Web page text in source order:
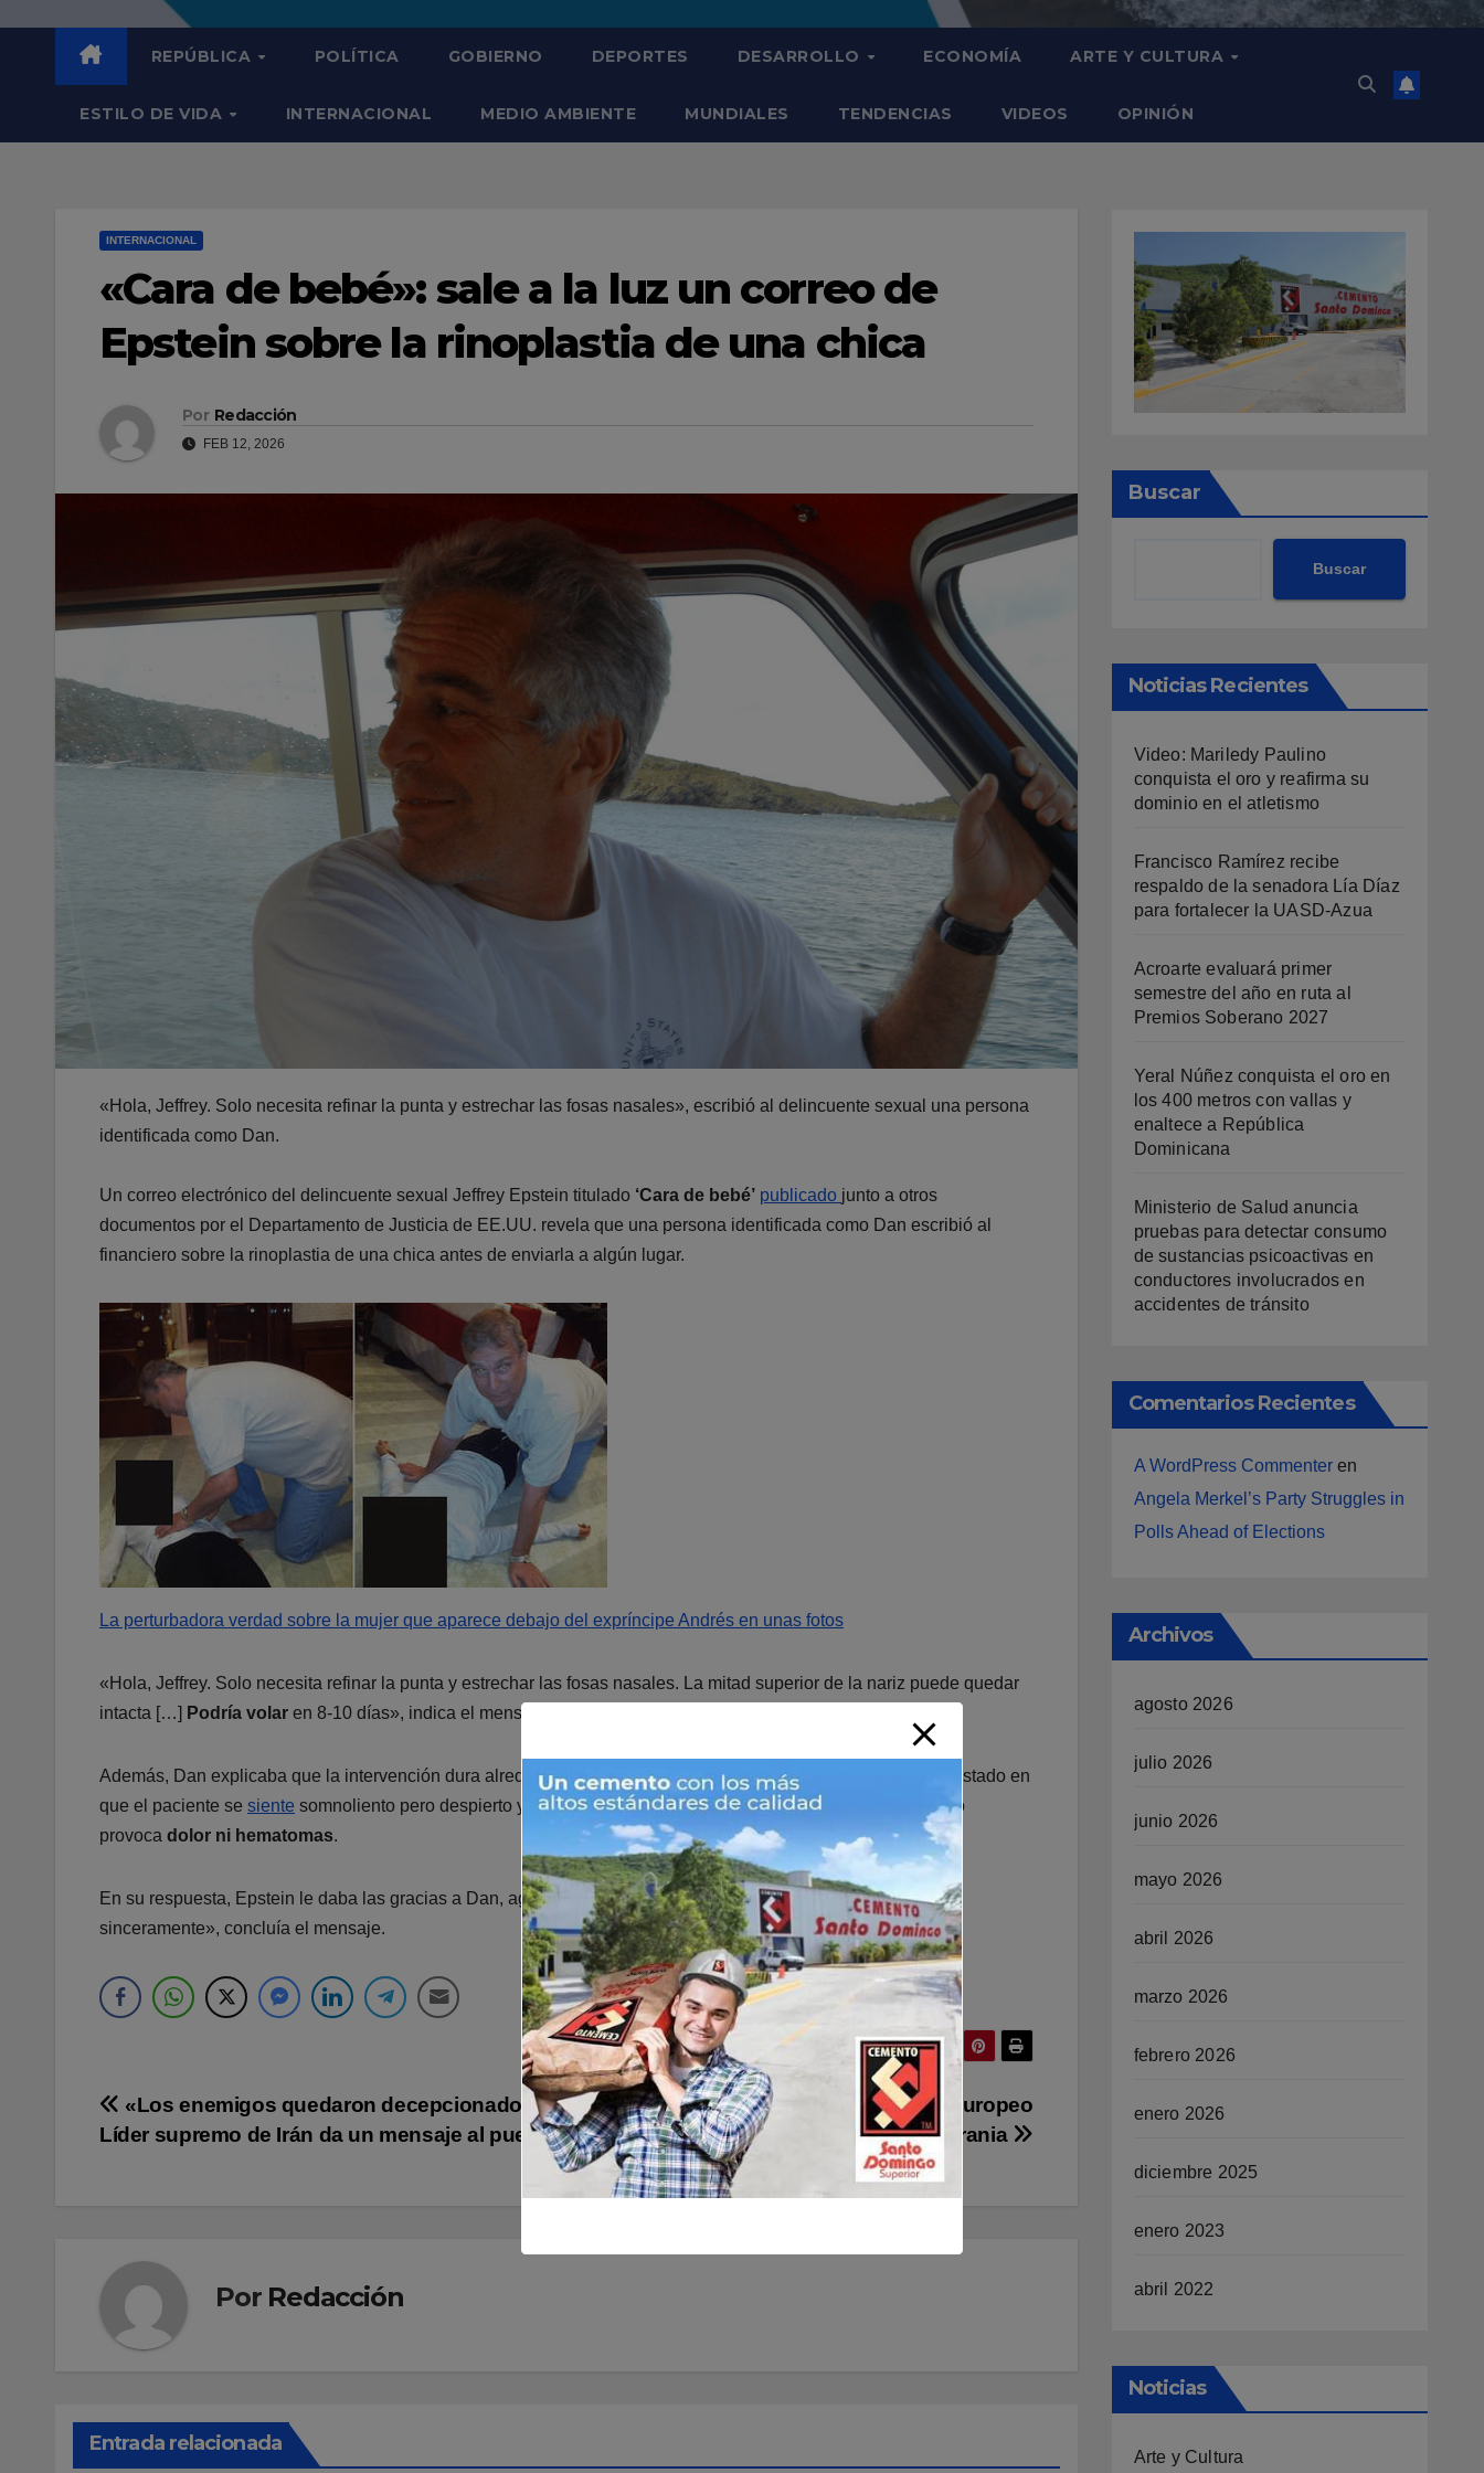
REPÚBLICA POLÍTICA GOBIERNO DEPORTES DESARROLLO ECONOMÍA ARTE Y CULTURA
ESTILO DE VIDA INTERNACIONAL MEDIO AMBIENTE MUNDIALES TENDENCIAS VIDEOS OPINIÓN
INTERNACIONAL
«Cara de bebé»: sale a la luz un correo de
Epstein sobre la rinoplastia de una chica
Por Redacción
FEB 12, 2026
«Hola, Jeffrey. Solo necesita refinar la punta y estrechar las fosas nasales», escribió al delincuente sexual una persona
identificada como Dan.
Un correo electrónico del delincuente sexual Jeffrey Epstein titulado ‘Cara de bebé’ publicado junto a otros
documentos por el Departamento de Justicia de EE.UU. revela que una persona identificada como Dan escribió al
financiero sobre la rinoplastia de una chica antes de enviarla a algún lugar.
La perturbadora verdad sobre la mujer que aparece debajo del expríncipe Andrés en unas fotos
«Hola, Jeffrey. Solo necesita refinar la punta y estrechar las fosas nasales. La mitad superior de la nariz puede quedar
intacta […] Podría volar en 8-10 días», indica el mensaje.
Además, Dan explicaba que la intervención dura alrededor de hora y media y requiere sedación crepuscular, estado en
que el paciente se siente somnoliento pero despierto y responde a estímulos, aclarando que, por lo general, no
provoca dolor ni hematomas.
En su respuesta, Epstein le daba las gracias a Dan, agregando queorganizaría la operación. «Lo agradezco
sinceramente», concluía el mensaje.
Navegación
La traba con la que ‘tropieza’ un plan europeo
para armar a Ucrania
«Los enemigos quedaron decepcionados»:
Líder supremo de Irán da un mensaje al pueblo
Por Redacción
Entrada relacionada
Buscar
Buscar
Noticias Recientes
Video: Mariledy Paulino
conquista el oro y reafirma su
dominio en el atletismo
Francisco Ramírez recibe
respaldo de la senadora Lía Díaz
para fortalecer la UASD-Azua
Acroarte evaluará primer
semestre del año en ruta al
Premios Soberano 2027
Yeral Núñez conquista el oro en
los 400 metros con vallas y
enaltece a República
Dominicana
Ministerio de Salud anuncia
pruebas para detectar consumo
de sustancias psicoactivas en
conductores involucrados en
accidentes de tránsito
Comentarios Recientes
A WordPress Commenteren
Angela Merkel’s Party Struggles in
Polls Ahead of Elections
Archivos
agosto 2026
julio 2026
junio 2026
mayo 2026
abril 2026
marzo 2026
febrero 2026
enero 2026
diciembre 2025
enero 2023
abril 2022
Noticias
Arte y Cultura